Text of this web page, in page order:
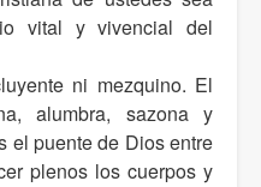
vital y vivencial del
ni mezquino. El
alumbra, sazona y
el puente de Dios entre
plenos los cuerpos y